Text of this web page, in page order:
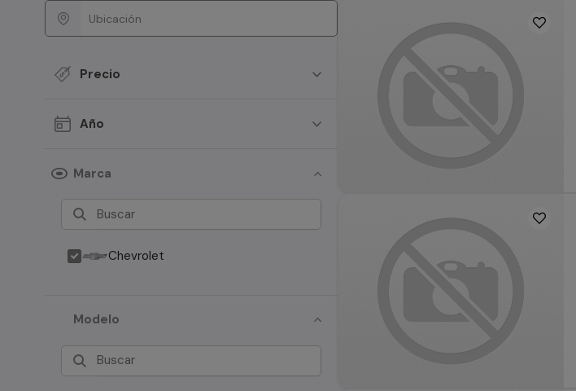
Precio
Año
Marca
Chevrolet
Modelo